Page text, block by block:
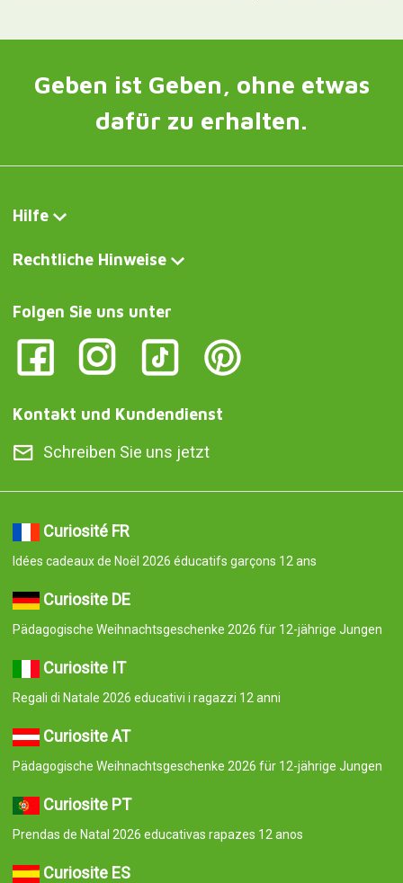
Geben ist Geben, ohne etwas
dafür zu erhalten.
Hilfe
Rechtliche Hinweise
Folgen Sie uns unter
Kontakt und Kundendienst
Schreiben Sie uns jetzt
Curiosité FR
Idées cadeaux de Noël 2026 éducatifs garçons 12 ans
Curiosite DE
Pädagogische Weihnachtsgeschenke 2026 für 12-jährige Jungen
Curiosite IT
Regali di Natale 2026 educativi i ragazzi 12 anni
Curiosite AT
Pädagogische Weihnachtsgeschenke 2026 für 12-jährige Jungen
Curiosite PT
Prendas de Natal 2026 educativas rapazes 12 anos
Curiosite ES